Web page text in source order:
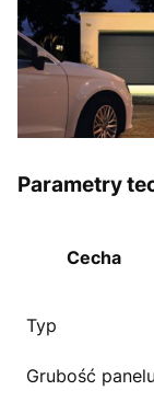
Parametry
Cecha
Typ
Grubość panelu